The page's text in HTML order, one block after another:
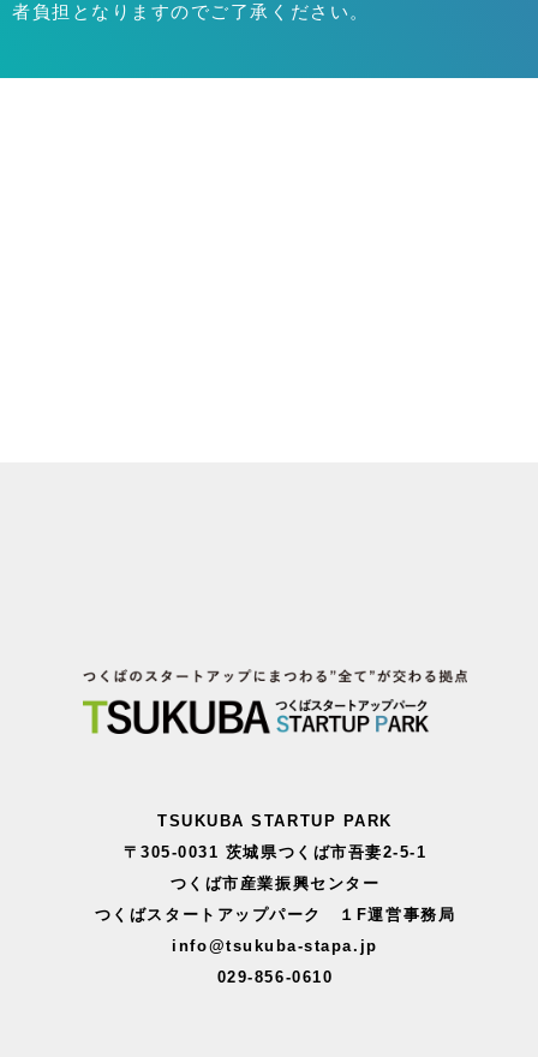
者負担となりますのでご了承ください。
TSUKUBA STARTUP PARK
〒305-0031 茨城県つくば市吾妻2-5-1
つくば市産業振興センター
つくばスタートアップパーク １F運営事務局
info@tsukuba-stapa.jp
029-856-0610